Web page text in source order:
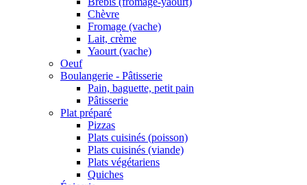
Chèvre
Fromage (vache)
Lait, crème
Yaourt (vache)
Oeuf
Boulangerie - Pâtisserie
Pain, baguette, petit pain
Pâtisserie
Plat préparé
Pizzas
Plats cuisinés (poisson)
Plats cuisinés (viande)
Plats végétariens
Quiches